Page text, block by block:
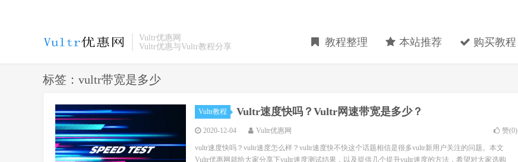
Vultr优惠网
Vultr优惠与Vultr教程分享
教程整理 本站推荐 购买教程
标签：vultr带宽是多少
Vultr教程 Vultr速度快吗？Vultr网速带宽是多少？
2020-12-04 Vultr优惠网 赞(0)
vultr速度快吗？vultr速度怎么样？vultr速度快不快这个话题相信是很多vultr新用户关注的问题。本文
Vultr优惠网就给大家分享下vultr速度测试结果，以及提供几个提升vultr速度的方法，希望对大家选购